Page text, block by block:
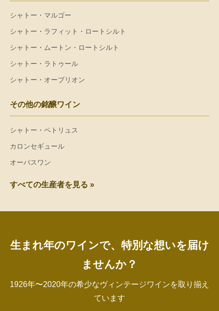
シャトー・マルゴー
シャトー・ラフィット・ロートシルト
シャトー・ムートン・ロートシルト
シャトー・ラトゥール
シャトー・オーブリオン
その他の銘醸ワイン
シャトー・ペトリュス
カロンセギュール
オーパスワン
すべての生産者を見る »
生まれ年のワインで、特別な想いを届け
ませんか？
1926年〜2020年の希少なヴィンテージワインを取り揃え
ています